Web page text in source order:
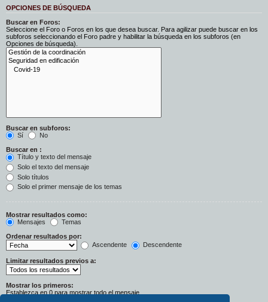
OPCIONES DE BÚSQUEDA
Buscar en Foros:
Seleccione el Foro o Foros en los que desea buscar. Para agilizar puede buscar en los
subforos seleccionando el Foro padre y habilitar la búsqueda en los subforos (en
Opciones de búsqueda).
Buscar en subforos:
Sí
No
Buscar en :
Título y texto del mensaje
Solo el texto del mensaje
Solo títulos
Solo el primer mensaje de los temas
Mostrar resultados como:
Mensajes
Temas
Ordenar resultados por:
Ascendente
Descendente
Limitar resultados previos a:
Mostrar los primeros:
Establezca en 0 para mostrar todo el mensaje.